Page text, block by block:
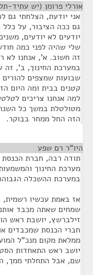
אורלי פרומן (יש עתיד-
אני יודעת, הצלחתי גם
גם ככה הציבור, על
יודעים לא יודעים,
שלי שהיה לפני כמה
זה חשוב. א', אנחנו לא
במערכת החינוך, ב', זה
שבועות שמצפים
קטנים בבית ומה היום
למה אנחנו צריכים
מטולטלת במשך כל
הזה החל ממחר בבוקר.
היו"ר רם שפע
תודה רבה, חברת הכנסת
מערכת החינוך
במערכת ההשכלה
אז באמת עכשיו רשמית,
שמחים שאתה מכבד
זילברשץ, יושבת ראש
חברי הכנסת שמכבדים
ממלאת מקום מנכ"ל
יושב ראש התאחדות
שם, אבל התחלתי ממך,